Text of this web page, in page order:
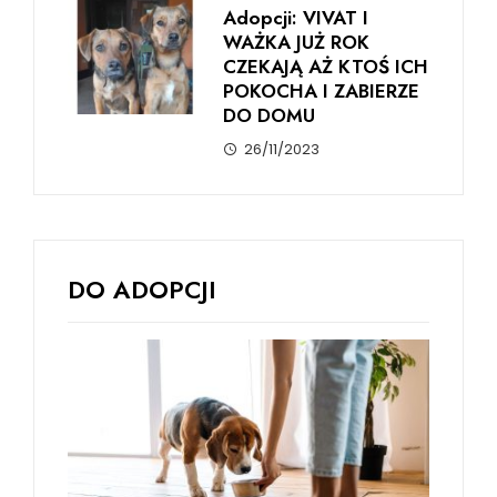
Adopcji: VIVAT I
WAŻKA JUŻ ROK
CZEKAJĄ AŻ KTOŚ ICH
POKOCHA I ZABIERZE
DO DOMU
26/11/2023
DO ADOPCJI